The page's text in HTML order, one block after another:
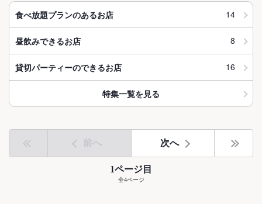
食べ放題プランのあるお店 14
昼飲みできるお店 8
貸切パーティーのできるお店 16
特集一覧を見る
前へ 次へ
1ページ目
全4ページ